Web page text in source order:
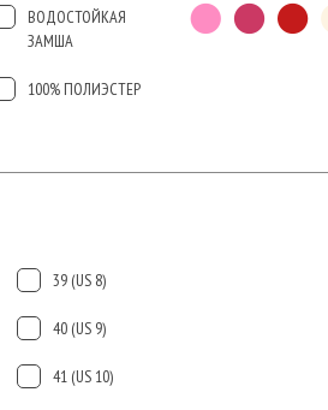
ВОДОСТОЙКАЯ
ЗАМША
100% ПОЛИЭСТЕР
39 (US 8)
40 (US 9)
41 (US 10)